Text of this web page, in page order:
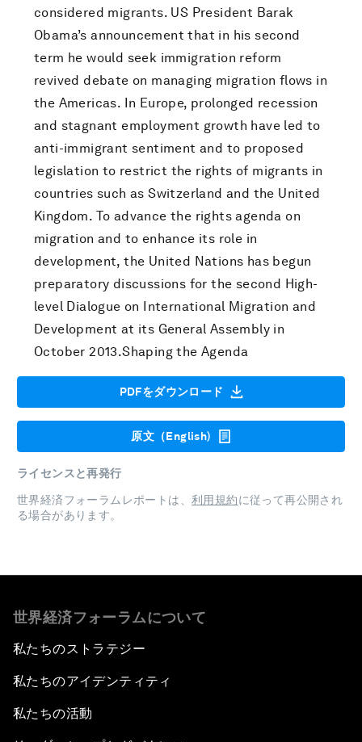
considered migrants. US President Barak
Obama’s announcement that in his second
term he would seek immigration reform
revived debate on managing migration flows in
the Americas. In Europe, prolonged recession
and stagnant employment growth have led to
anti-immigrant sentiment and to proposed
legislation to restrict the rights of migrants in
countries such as Switzerland and the United
Kingdom. To advance the rights agenda on
migration and to enhance its role in
development, the United Nations has begun
preparatory discussions for the second High-
level Dialogue on International Migration and
Development at its General Assembly in
October 2013.Shaping the Agenda
PDFをダウンロード
原文（English)
ライセンスと再発行
世界経済フォーラムレポートは、 利用規約に従って再公開され
る場合があります。
世界経済フォーラムについて
私たちのストラテジー
私たちのアイデンティティ
私たちの活動